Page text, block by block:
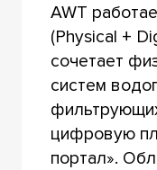
AWT
(Physical +
сочетает
систем
цифровую
портал».